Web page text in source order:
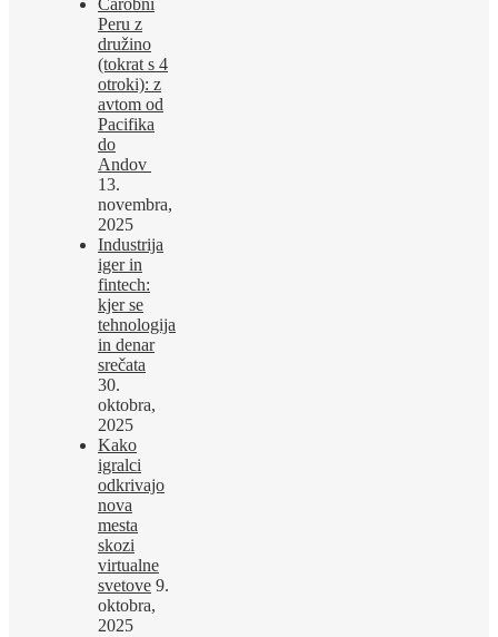
Čarobni
Peru z
družino
(tokrat s 4
otroki): z
avtom od
Pacifika
do
Andov
13.
novembra,
2025
Industrija
iger in
fintech:
kjer se
tehnologija
in denar
srečata
30.
oktobra,
2025
Kako
igralci
odkrivajo
nova
mesta
skozi
virtualne
svetove 9.
oktobra,
2025